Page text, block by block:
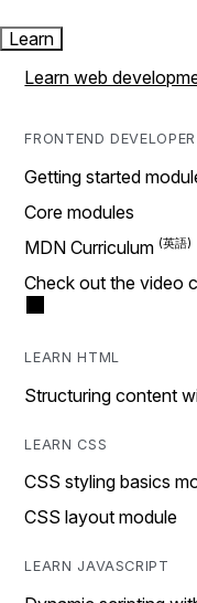
Learn
Learn web
FRONTEND
Getting started
Core modules
MDN Curriculum
Check out the video
LEARN HTML
Structuring content
LEARN CSS
CSS styling basics
CSS layout module
LEARN JAVASCRIPT